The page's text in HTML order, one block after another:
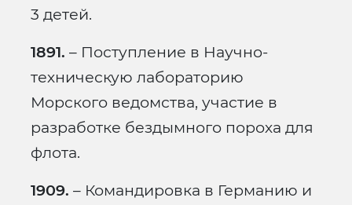
3 детей.
1891. – Поступление в Научно-
техническую лабораторию
Морского ведомства, участие в
разработке бездымного пороха для
флота.
1909. – Командировка в Германию и